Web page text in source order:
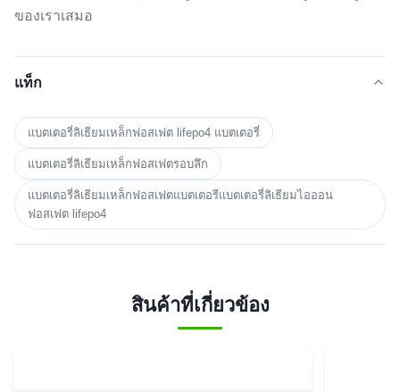
ของเราเสมอ
แท็ก
แบตเตอรี่ลิเธียมเหล็กฟอสเฟต lifepo4 แบตเตอรี่
แบตเตอรี่ลิเธียมเหล็กฟอสเฟตรอบลึก
แบตเตอรี่ลิเธียมเหล็กฟอสเฟตแบตเตอรีแบตเตอรี่ลิเธียมไอออน
ฟอสเฟต lifepo4
สินค้าที่เกี่ยวข้อง